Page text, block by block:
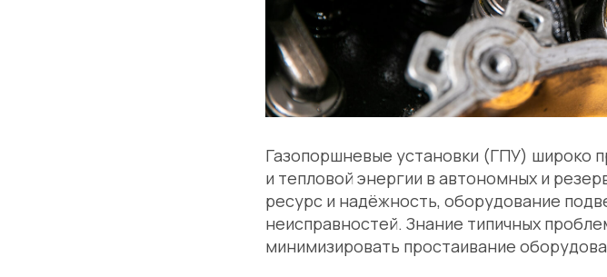
Газопоршневые установки (ГПУ) широко
и тепловой энергии в автономных и
ресурс и надёжность, оборудование
неисправностей. Знание типичных
минимизировать простаивание